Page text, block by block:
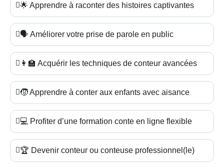
🌟 Apprendre à raconter des histoires captivantes
🗣️ Améliorer votre prise de parole en public
👩‍🏫 Acquérir les techniques de conteur avancées
🧒 Apprendre à conter aux enfants avec aisance
💻 Profiter d’une formation conte en ligne flexible
🏆 Devenir conteur ou conteuse professionnel(le)